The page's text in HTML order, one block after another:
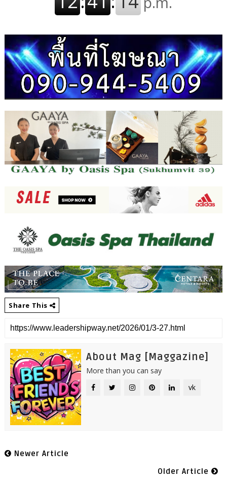
Share This
About Mag [Maggazine]
More than you can say
vk
Newer Article
Older Article